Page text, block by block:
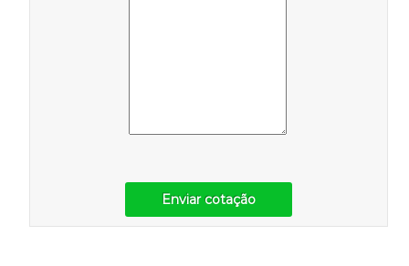
Enviar cotação